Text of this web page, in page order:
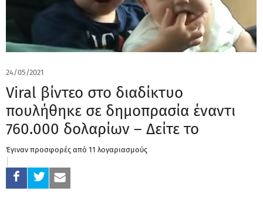
24/05/2021
Viral βίντεο στο διαδίκτυο
πουλήθηκε σε δημοπρασία έναντι
760.000 δολαρίων – Δείτε το
Έγιναν προσφορές από 11 λογαριασμούς